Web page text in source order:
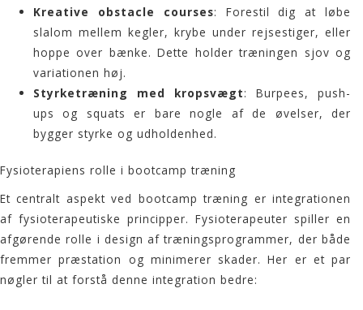
Kreative obstacle courses: Forestil dig at løbe
slalom mellem kegler, krybe under rejsestiger, eller
hoppe over bænke. Dette holder træningen sjov og
variationen høj.
Styrketræning med kropsvægt: Burpees, push-
ups og squats er bare nogle af de øvelser, der
bygger styrke og udholdenhed.
Fysioterapiens rolle i bootcamp træning
Et centralt aspekt ved bootcamp træning er integrationen
af fysioterapeutiske principper. Fysioterapeuter spiller en
afgørende rolle i design af træningsprogrammer, der både
fremmer præstation og minimerer skader. Her er et par
nøgler til at forstå denne integration bedre: